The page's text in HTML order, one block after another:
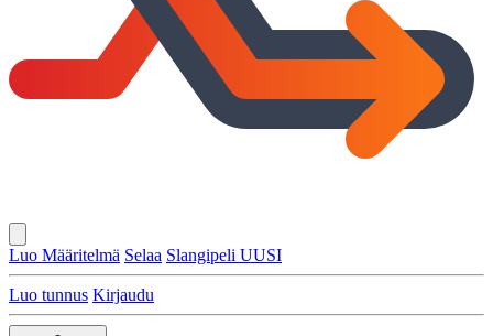
Luo Määritelmä Selaa Slangipeli UUSI
Luo tunnus Kirjaudu